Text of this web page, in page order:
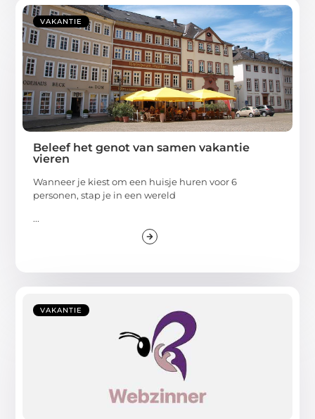
VAKANTIE
Beleef het genot van samen vakantie
vieren
Wanneer je kiest om een huisje huren voor 6
personen, stap je in een wereld
...
VAKANTIE